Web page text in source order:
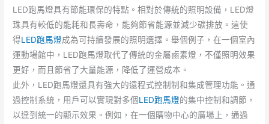
LED跑馬燈具有節能環保的特點。相對於傳統的照明設備，LED燈
珠具有較低的能耗和長壽命，能夠節省能源並減少碳排放。這使
得LED跑馬燈成為可持續發展的照明選擇。舉個例子，在一個室內
運動場館中，LED跑馬燈取代了傳統的金屬鹵素燈，不僅照明效果
更好，而且節省了大量能源，降低了運營成本。
此外，LED跑馬燈還具有強大的遠程式控制制和集成管理功能。通
過控制系統，用戶可以實現對多個LED跑馬燈的集中控制和調節，
以達到統一的顯示效果。例如，在一個購物中心的廣場上，通過